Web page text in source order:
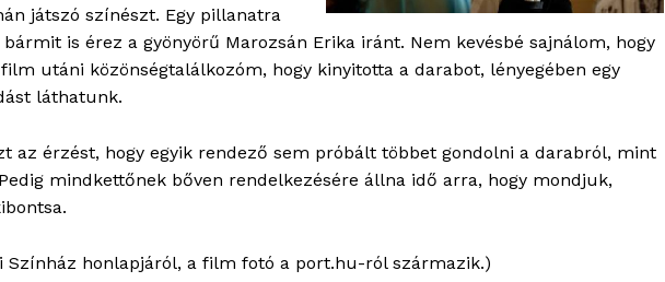
játszó színészt. Egy pillanatra
is érez a gyönyörű Marozsán Erika iránt. Nem kevésbé sajnálom, hogy
utáni közönségtalálkozóm, hogy kinyitotta a darabot, lényegében egy
láthatunk.
az érzést, hogy egyik rendező sem próbált többet gondolni a darabról, mint
mindkettőnek bőven rendelkezésére állna idő arra, hogy mondjuk,
Színház honlapjáról, a film fotó a port.hu-ról származik.)